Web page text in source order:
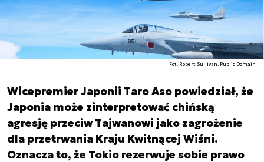
Fot. Robert Sullivan, Public Domain
Wicepremier Japonii Taro Aso powiedział, że
Japonia może zinterpretować chińską
agresję przeciw Tajwanowi jako zagrożenie
dla przetrwania Kraju Kwitnącej Wiśni.
Oznacza to, że Tokio rezerwuje sobie prawo